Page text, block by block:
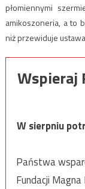
płomiennymi
amikoszoneria, a to
niż przewiduje
Wspieraj
W sierpniu
Państwa
Fundacji Magna